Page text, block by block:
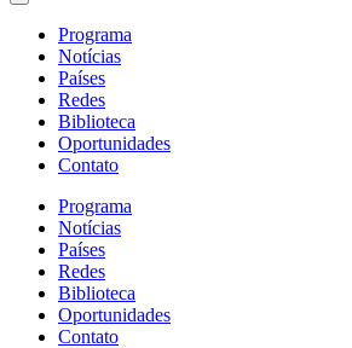
Programa
Notícias
Países
Redes
Biblioteca
Oportunidades
Contato
Programa
Notícias
Países
Redes
Biblioteca
Oportunidades
Contato